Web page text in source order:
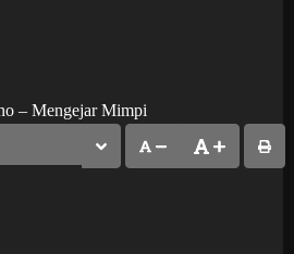
– Mengejar Mimpi